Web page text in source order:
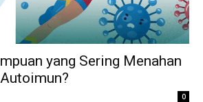
yang Sering Menahan
0